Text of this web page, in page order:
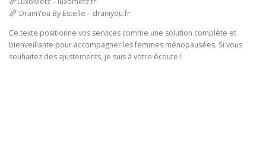
DrainYou By Estelle – drainyou.fr
Ce texte positionne vos services comme une solution complète et
bienveillante pour accompagner les femmes ménopausées. Si vous
souhaitez des ajustements, je suis à votre écoute !